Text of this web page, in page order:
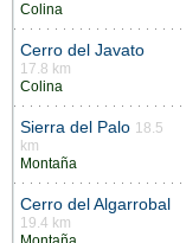
Colina
Cerro del Javato
17.8 km
Colina
Sierra del Palo 18.5
km
Montaña
Cerro del Algarrobal
19.4 km
Montaña